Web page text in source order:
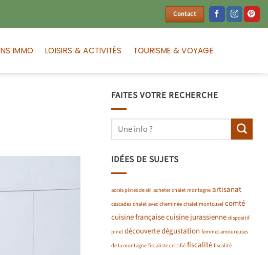
Contact
IMMO LOISIRS & ACTIVITÉS TOURISME & VOYAGE
FAITES VOTRE RECHERCHE
IDÉES DE SUJETS
accès pistes de ski acheter chalet montagne artisanat
cascades chalet avec cheminée chalet montcusel comté
cuisine françaisecuisine jurassienne dispositif
pinel découvertedégustation femmes amoureuses
de la montagne fiscaliste certifié fiscalité fiscalité